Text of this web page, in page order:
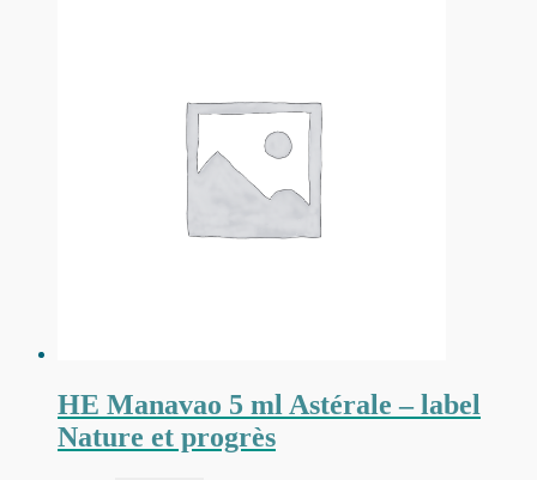
HE Manavao 5 ml Astérale – label
Nature et progrès